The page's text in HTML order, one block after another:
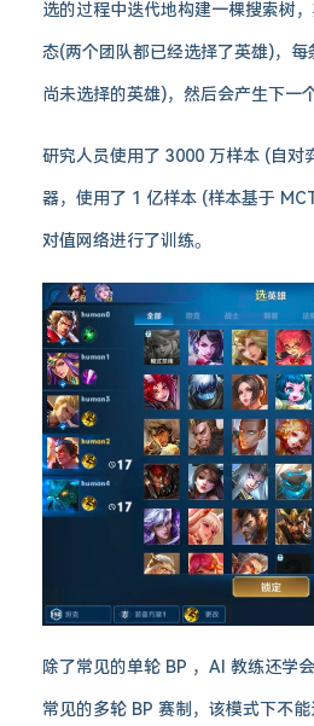
选的过程中迭代地构建一棵搜索树
态(两个团队都已经选择了英雄)，
尚未选择的英雄)，然后会产生下一
研究人员使用了 3000 万样本 (自对
器，使用了 1 亿样本 (样本基于
对值网络进行了训练。
除了常见的单轮 BP ，AI 教练还学
常见的多轮 BP 赛制，该模式下不